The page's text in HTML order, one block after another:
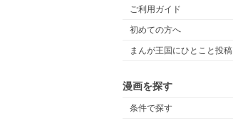
ご利用ガイド
初めての方へ
まんが王国にひとこと投稿
漫画を探す
条件で探す